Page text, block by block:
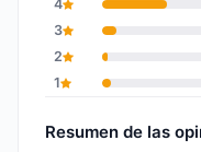
4
3
2
1
Resumen de las